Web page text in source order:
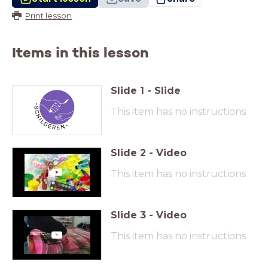
Print lesson
Items in this lesson
Slide 1 - Slide
This item has no instructions
Slide 2 - Video
This item has no instructions
Slide 3 - Video
This item has no instructions